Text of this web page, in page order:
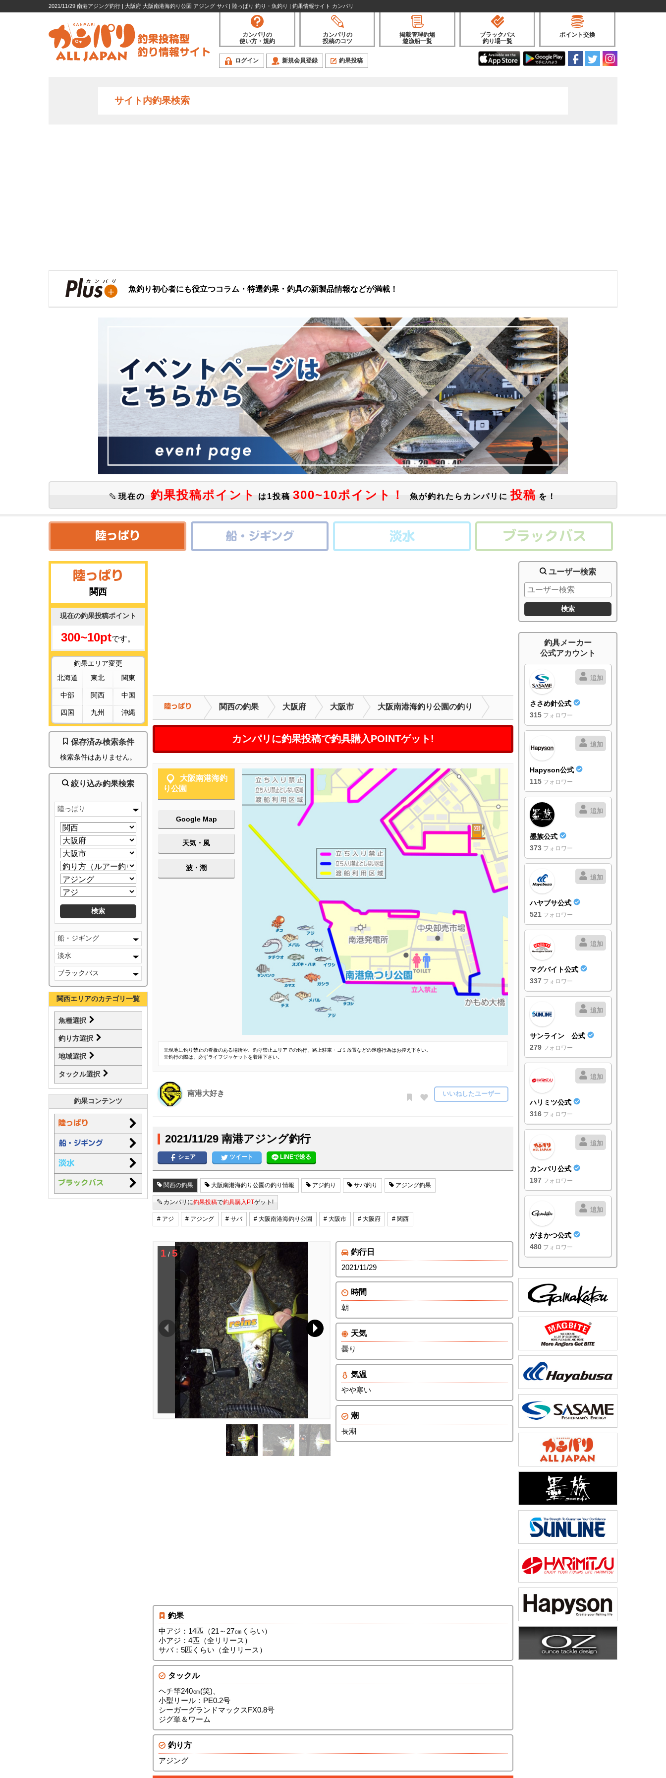
2021/11/29 南港アジング釣行 | 大阪府 大阪南港海釣り公園 アジング サバ | 陸っぱり 釣り・魚釣り | 釣果情報サイト カンパリ
カンパリの
使い方・規約
カンパリの
投稿のコツ
掲載管理釣場
遊漁船一覧
ブラックバス
釣り場一覧
ポイント交換
ログイン 新規会員登録 釣果投稿
サイト内釣果検索
魚釣り初心者にも役立つコラム・特選釣果・釣具の新製品情報などが満載！
現在の 釣果投稿ポイント は1投稿 300~10ポイント！ 魚が釣れたらカンパリに 投稿 を！
関西
現在の釣果投稿ポイント
300~10ptです。
釣果エリア変更
北海道
東北 関東
中部 関西 中国
四国 九州 沖縄
保存済み検索条件
検索条件はありません。
絞り込み釣果検索
陸っぱり
船・ジギング
淡水
ブラックバス
関西エリアのカテゴリ一覧
魚種選択
釣り方選択
地域選択
タックル選択
釣果コンテンツ
関西の釣果 大阪府 大阪市 大阪南港海釣り公園の釣り
カンパリに釣果投稿で釣具購入POINTゲット!
大阪南港海釣
り公園
Google Map
天気・風
波・潮
※現地に釣り禁止の看板のある場所や、釣り禁止エリアでの釣行、路上駐車・ゴミ放置などの迷惑行為はお控え下さい。
※釣行の際は、必ずライフジャケットを着用下さい。
南港大好き いいねしたユーザー
2021/11/29 南港アジング釣行
シェア ツイート LINEで送る
関西の釣果 大阪南港海釣り公園の釣り情報 アジ釣り サバ釣り アジング釣果
カンパリに釣果投稿で釣具購入PTゲット!
# アジ # アジング # サバ # 大阪南港海釣り公園 # 大阪市 # 大阪府 # 関西
1 / 5
釣行日
2021/11/29
時間
朝
天気
曇り
気温
やや寒い
潮
長潮
釣果
中アジ：14匹（21～27㎝くらい）
小アジ：4匹（全リリース）
サバ：5匹くらい（全リリース）
タックル
ヘチ竿240㎝(笑)、
小型リール：PE0.2号
シーガーグランドマックスFX0.8号
ジグ単＆ワーム
釣り方
アジング
ユーザー検索
釣具メーカー
公式アカウント
追加
ささめ針公式
315 フォロワー
追加
Hapyson公式
115 フォロワー
追加
墨族公式
373 フォロワー
追加
ハヤブサ公式
521 フォロワー
追加
マグバイト公式
337 フォロワー
追加
サンライン 公式
279 フォロワー
追加
ハリミツ公式
316 フォロワー
追加
カンパリ公式
197 フォロワー
追加
がまかつ公式
480 フォロワー